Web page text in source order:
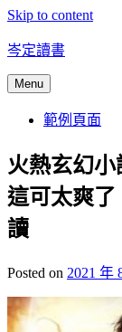
Skip to content
岑定讀書
Menu
範例頁面
火熱玄幻小
這可太爽了
讀
Posted on 2021 年